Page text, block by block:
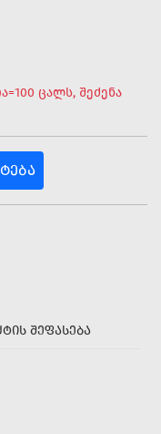
ცალს, შეძენა
ᲨᲔᲤᲐᲡᲔᲑᲐ